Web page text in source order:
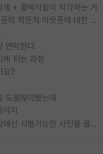
생 + 물박사들이 착각하는 거
포스텍 억까에 대해 (동문의 학문적 아웃풋에 대한 반박)
연락한다.
게 되는 과정
요?
도움많이됐는데
지
정보보안 연구하는 입장에선 식별가능한 사진을 올리는건 비추이긴함